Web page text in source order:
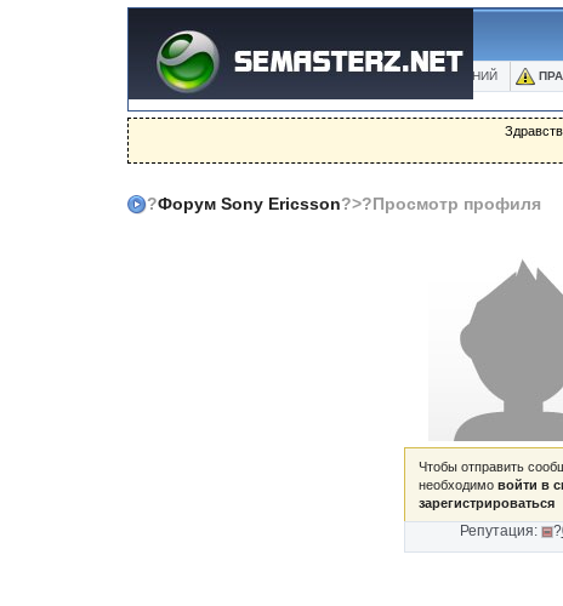
ФОРУМ БЛОГИ ФОТО БАЗА ЗНАНИЙ
?Форум Sony Ericsson?>?Просмотр профиля
Чтобы отправить
необходимо войти в
зарегистрироваться
Репутация: ?